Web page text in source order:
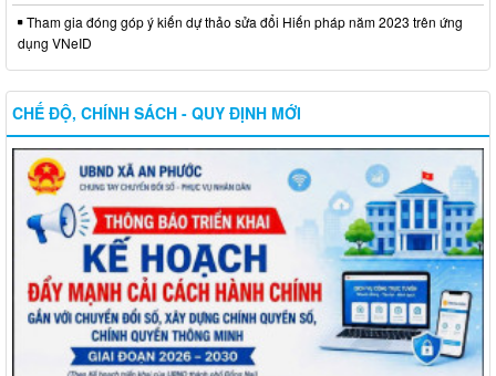
Tham gia đóng góp ý kiến dự thảo sửa đổi Hiến pháp năm 2023 trên ứng
dụng VNeID
CHẾ ĐỘ, CHÍNH SÁCH - QUY ĐỊNH MỚI